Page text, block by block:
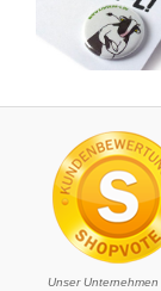
Unser